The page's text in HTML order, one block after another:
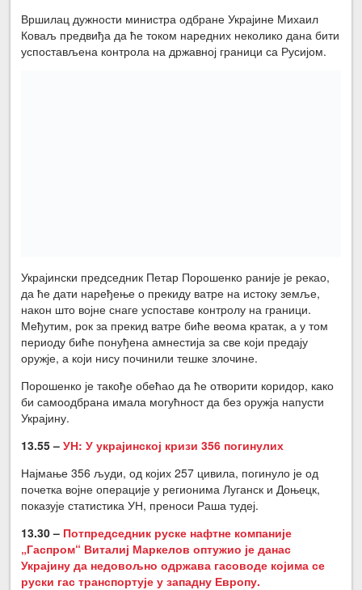
Вршилац дужности министра одбране Украјине Михаил
Коваљ предвиђа да ће током наредних неколико дана бити
успостављена контрола на државној граници са Русијом.
Украјински председник Петар Порошенко раније је рекао,
да ће дати наређење о прекиду ватре на истоку земље,
након што војне снаге успоставе контролу на граници.
Међутим, рок за прекид ватре биће веома кратак, а у том
периоду биће понуђена амнестија за све који предају
оружје, а који нису починили тешке злочине.
Порошенко је такође обећао да ће отворити коридор, како
би самоодбрана имала могућност да без оружја напусти
Украјину.
13.55 –УН: У украјинској кризи 356 погинулих
Најмање 356 људи, од којих 257 цивила, погинуло је од
почетка војне операције у регионима Луганск и Доњецк,
показује статистика УН, преноси Раша тудеј.
13.30 – Потпредседник руске нафтне компаније
„Гаспром“ Виталиј Маркелов оптужио је данас
Украјину да недовољно одржава гасоводе којима се
руски гас транспортује у западну Европу.